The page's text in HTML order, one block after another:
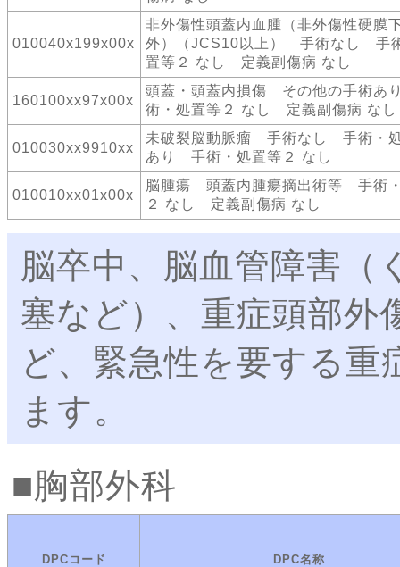
010040x199x00x
非外傷性頭蓋内血腫（非外傷性硬膜
外）（JCS10以上） 手術なし 手
置等２ なし 定義副傷病 なし
160100xx97x00x
頭蓋・頭蓋内損傷 その他の手術あ
術・処置等２ なし 定義副傷病 なし
010030xx9910xx
未破裂脳動脈瘤 手術なし 手術・
あり 手術・処置等２ なし
010010xx01x00x
脳腫瘍 頭蓋内腫瘍摘出術等 手術
２ なし 定義副傷病 なし
脳卒中、脳血管障害（
塞など）、重症頭部外
ど、緊急性を要する重
ます。
胸部外科
DPCコード DPC名称